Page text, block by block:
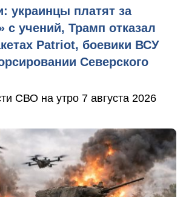
украинцы платят за
с учений, Трамп отказал
Patriot, боевики ВСУ
Северского
СВО на утро 7 августа 2026